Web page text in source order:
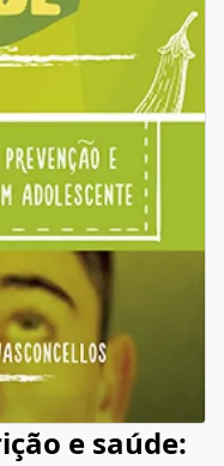
e saúde: